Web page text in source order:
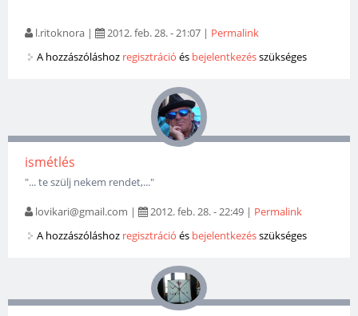
l.ritoknora | 2012. feb. 28. - 21:07 | Permalink
A hozzászóláshoz regisztráció és bejelentkezésszükséges
ismétlés
"... te szülj nekem rendet,..."
lovikari@gmail.com | 2012. feb. 28. - 22:49 | Permalink
A hozzászóláshoz regisztráció és bejelentkezésszükséges